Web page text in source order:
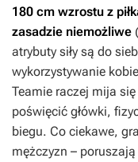
180 cm wzrostu z
zasadzie niemożliwe
atrybuty siły są do
wykorzystywanie
Teamie raczej mija
poświęcić główki,
biegu. Co ciekawe,
mężczyzn –